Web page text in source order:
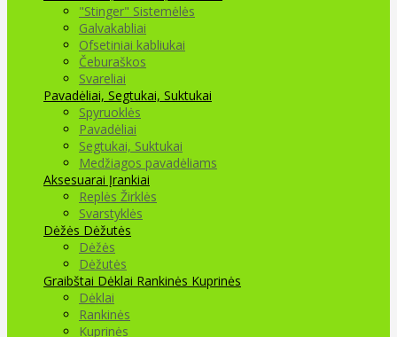
"Stinger" Sistemėlės
Galvakabliai
Ofsetiniai kabliukai
Čeburaškos
Svareliai
Pavadėliai, Segtukai, Suktukai
Spyruoklės
Pavadėliai
Segtukai, Suktukai
Medžiagos pavadėliams
Aksesuarai Įrankiai
Replės Žirklės
Svarstyklės
Dėžės Dėžutės
Dėžės
Dėžutės
Graibštai Dėklai Rankinės Kuprinės
Dėklai
Rankinės
Kuprinės